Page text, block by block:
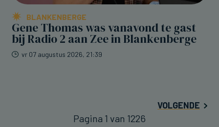
BLANKENBERGE
Gene Thomas was vanavond te gast
bij Radio 2 aan Zee in Blankenberge
vr 07 augustus 2026, 21:39
VOLGENDE
Pagina 1 van 1226